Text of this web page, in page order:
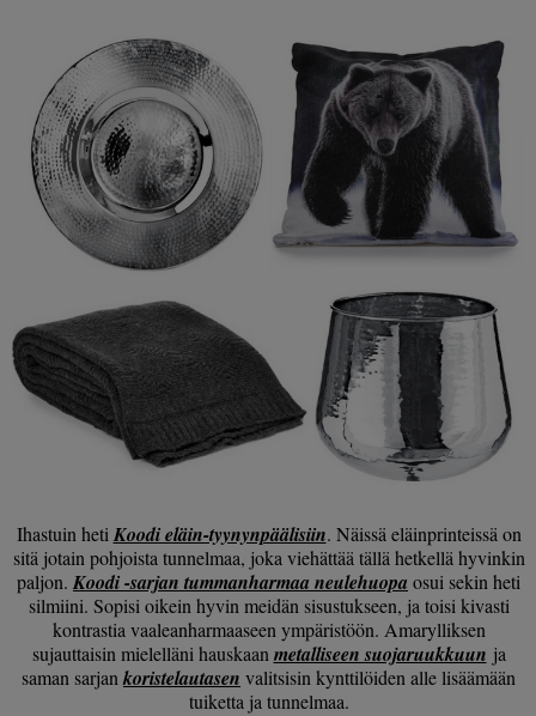
Ihastuin hetiKoodi eläin-tyynynpäälisiin. Näissä eläinprinteissä on
sitä jotain pohjoista tunnelmaa, joka viehättää tällä hetkellä hyvinkin
paljon.Koodi -sarjan tummanharmaa neulehuopa osui sekin heti
silmiini. Sopisi oikein hyvin meidän sisustukseen, ja toisi kivasti
kontrastia vaaleanharmaaseen ympäristöön. Amarylliksen
sujauttaisin mielelläni hauskaanmetalliseen suojaruukkuun ja
saman sarjankoristelautasen valitsisin kynttilöiden alle lisäämään
tuiketta ja tunnelmaa.